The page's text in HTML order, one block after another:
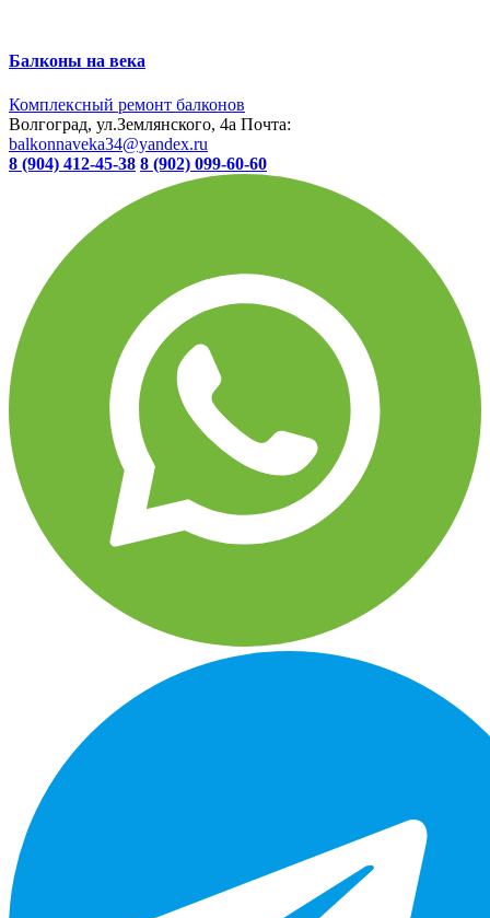
Балконы на века
Комплексный ремонт балконов
Волгоград, ул.Землянского, 4а Почта:
balkonnaveka34@yandex.ru
8 (904) 412-45-38 8 (902) 099-60-60